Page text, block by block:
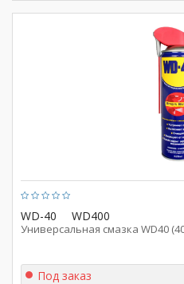
WD-40 WD400
Универсальная смазка WD40
Под заказ